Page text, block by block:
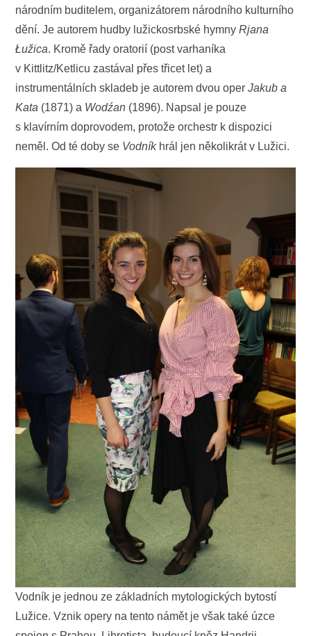
národním buditelem, organizátorem národního kulturního
dění. Je autorem hudby lužickosrbské hymnyRjana
Łužica. Kromě řady oratorií (post varhaníka
v Kittlitz/Ketlicu zastával přes třicet let) a
instrumentálních skladeb je autorem dvou operJakub a
Kata (1871) a Wodźan (1896). Napsal je pouze
s klavírním doprovodem, protože orchestr k dispozici
neměl. Od té doby se Vodníkhrál jen několikrát v Lužici.
Vodník je jednou ze základních mytologických bytostí
Lužice. Vznik opery na tento námět je však také úzce